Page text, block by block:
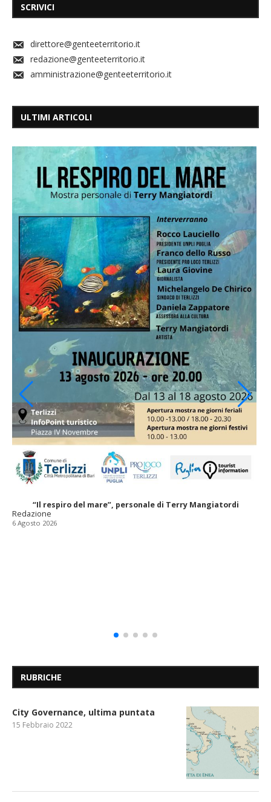
SCRIVICI
direttore@genteeterritorio.it
redazione@genteeterritorio.it
amministrazione@genteeterritorio.it
ULTIMI ARTICOLI
“Il respiro del mare”, personale di Terry Mangiatordi
Redazione
6 Agosto 2026
RUBRICHE
City Governance, ultima puntata
15 Febbraio 2022